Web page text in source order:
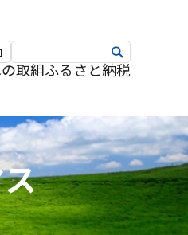
取組ふるさと納税